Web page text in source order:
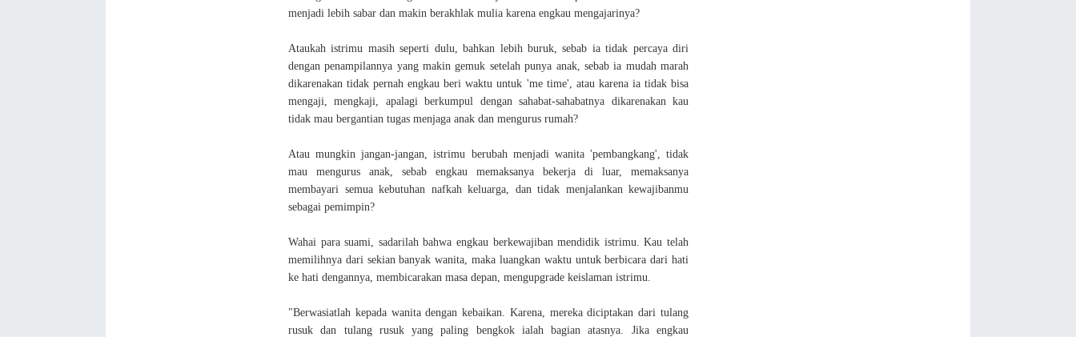
menjadi lebih sabar dan makin berakhlak mulia karena engkau mengajarinya?
Ataukah istrimu masih seperti dulu, bahkan lebih buruk, sebab ia tidak percaya diri
dengan penampilannya yang makin gemuk setelah punya anak, sebab ia mudah marah
dikarenakan tidak pernah engkau beri waktu untuk 'me time', atau karena ia tidak bisa
mengaji, mengkaji, apalagi berkumpul dengan sahabat-sahabatnya dikarenakan kau
tidak mau bergantian tugas menjaga anak dan mengurus rumah?
Atau mungkin jangan-jangan, istrimu berubah menjadi wanita 'pembangkang', tidak
mau mengurus anak, sebab engkau memaksanya bekerja di luar, memaksanya
membayari semua kebutuhan nafkah keluarga, dan tidak menjalankan kewajibanmu
sebagai pemimpin?
Wahai para suami, sadarilah bahwa engkau berkewajiban mendidik istrimu. Kau telah
memilihnya dari sekian banyak wanita, maka luangkan waktu untuk berbicara dari hati
ke hati dengannya, membicarakan masa depan, mengupgrade keislaman istrimu.
"Berwasiatlah kepada wanita dengan kebaikan. Karena, mereka diciptakan dari tulang
rusuk dan tulang rusuk yang paling bengkok ialah bagian atasnya. Jika engkau